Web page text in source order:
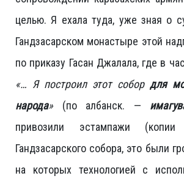
целью. Я ехала туда, уже зная о
Гандзасарском монастыре этой
по приказу Гасан Джалала, где в
«… Я построил этот собор для
народа» (по албанск. —
привозили эстампажи
Гандзасарского собора, это были
на которых технологией с